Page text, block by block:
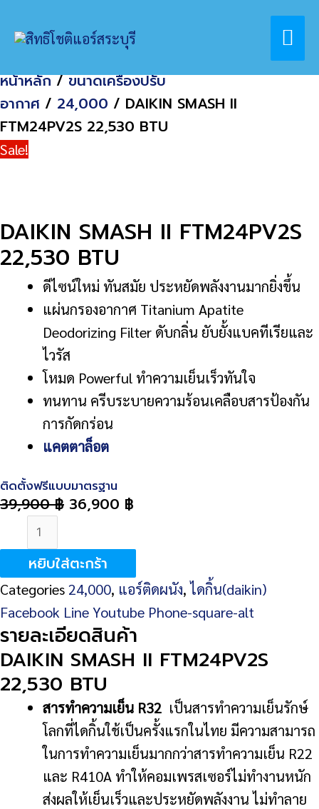
Home
สินค้า
DAIKIN SMASH II FTM24PV2S 22,530 BTU
หน้าหลัก/ขนาดเครื่องปรับ
อากาศ / 24,000 / DAIKIN SMASH II
FTM24PV2S 22,530 BTU
Sale!
DAIKIN SMASH II FTM24PV2S
22,530 BTU
ดีไซน์ใหม่ ทันสมัย ประหยัดพลังงานมากยิ่งขึ้น
แผ่นกรองอากาศ Titanium Apatite
Deodorizing Filter ดับกลิ่น ยับยั้งแบคทีเรียและ
ไวรัส
โหมด Powerful ทำความเย็นเร็วทันใจ
ทนทาน ครีบระบายความร้อนเคลือบสารป้องกัน
การกัดกร่อน
แคตตาล็อต
ติดตั้งฟรีแบบมาตรฐาน
39,900฿ 36,900 ฿
จำนวน
DAIKIN
SMASH
II
FTM24PV2S
22,530
BTU
ชิ้น
หยิบใส่ตะกร้า
Categories 24,000, แอร์ติดผนัง,ไดกิ้น(daikin)
Facebook LineYoutube Phone-square-alt
รายละเอียดสินค้า
DAIKIN SMASH II FTM24PV2S
22,530 BTU
สารทำความเย็น R32 เป็นสารทำความเย็นรักษ์
โลกที่ไดกิ้นใช้เป็นครั้งแรกในไทย มีความสามารถ
ในการทำความเย็นมากกว่าสารทำความเย็น R22
และ R410A ทำให้คอมเพรสเซอร์ไม่ทำงานหนัก
ส่งผลให้เย็นเร็วและประหยัดพลังงาน ไม่ทำลาย